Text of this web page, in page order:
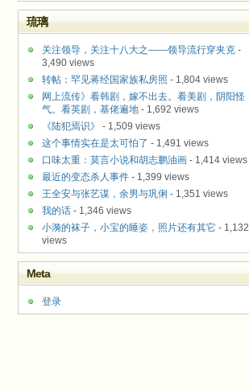
琉璃
关注领导，关注十八大之——领导流行穿夹克 -
3,490 views
转帖：罕见蒋经国家族私房照 - 1,804 views
网上流传》看韩剧，嫁不出去。看美剧，阴阳怪
气。看英剧，基佬遍地 - 1,692 views
《陆犯焉识》
- 1,509 views
这个事情实在是太可怕了 - 1,491 views
口味太重：莫言小说和胡志鹏油画 - 1,414 views
最近的变态杀人事件 - 1,399 views
王全安与张艺谋，余男与巩俐 - 1,351 views
我的话 - 1,346 views
小漪的袜子，小宝的睡姿，照片还有其它 - 1,132
views
Meta
登录